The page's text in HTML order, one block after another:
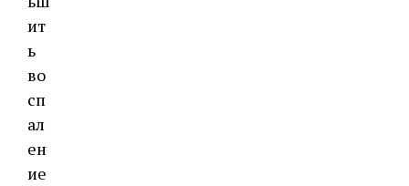
ит
ь
во
сп
ал
ен
ие